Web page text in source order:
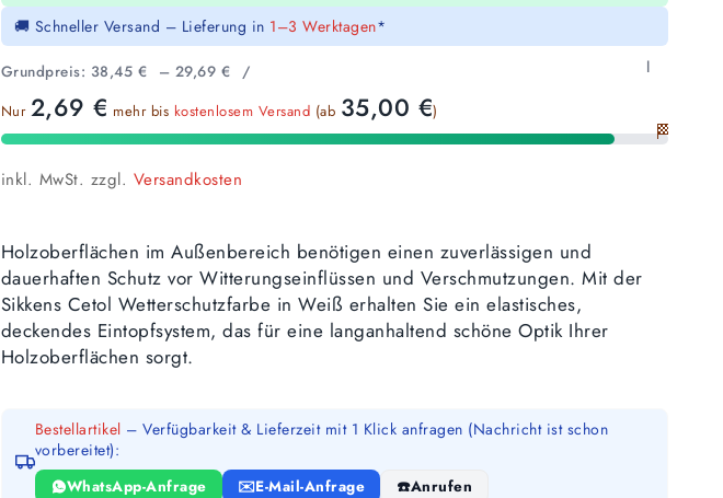
🚚 Schneller Versand – Lieferung in 1–3 Werktagen*
Grundpreis: 38,45 € – 29,69 € / l
Nur 2,69€ mehr bis kostenlosem Versand (ab 35,00 €)
🏁
inkl. MwSt. zzgl. Versandkosten
Holzoberflächen im Außenbereich benötigen einen zuverlässigen und
dauerhaften Schutz vor Witterungseinflüssen und Verschmutzungen. Mit der
Sikkens Cetol Wetterschutzfarbe in Weiß erhalten Sie ein elastisches,
deckendes Eintopfsystem, das für eine langanhaltend schöne Optik Ihrer
Holzoberflächen sorgt.
Bestellartikel – Verfügbarkeit & Lieferzeit mit 1 Klick anfragen (Nachricht ist schon
vorbereitet):
WhatsApp-Anfrage E-Mail-Anfrage Anrufen